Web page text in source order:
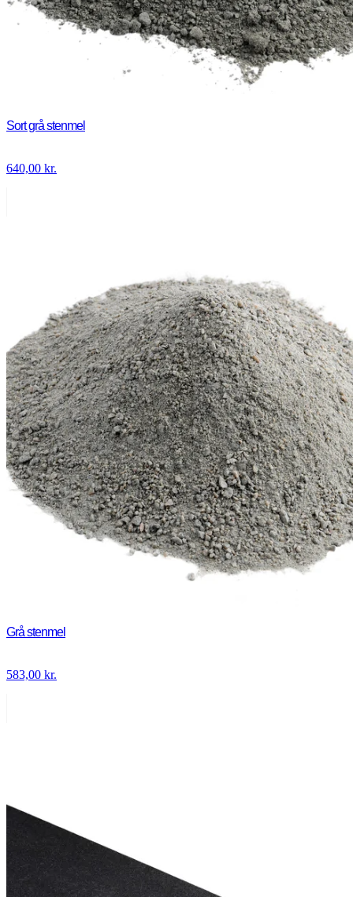
Sort grå stenmel
640,00 kr.
Grå stenmel
583,00 kr.